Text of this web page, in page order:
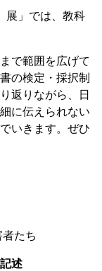
展」では、教科
で範囲を広げて
の検定・採択制
返りながら、日
に伝えられない
いきます。ぜひ
たち
述